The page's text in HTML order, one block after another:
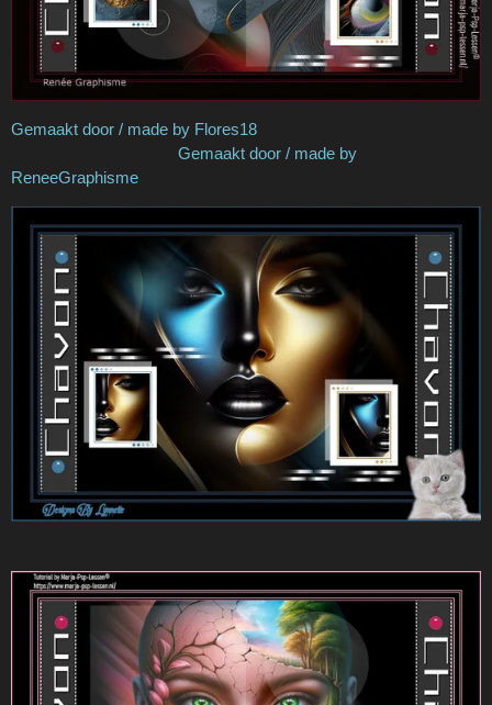
Gemaakt door / made by Flores18
Gemaakt door / made by
ReneeGraphisme